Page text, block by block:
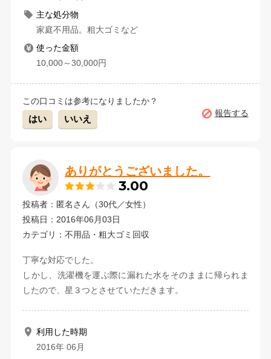
主な処分物
家庭不用品。粗大ゴミなど
使った金額
10,000～30,000円
この口コミは参考になりましたか？
はい いいえ
報告する
ありがとうございました。
3.00
投稿者：匿名さん（30代／女性）
投稿日：2016年06月03日
カテゴリ：不用品・粗大ゴミ回収
丁寧な対応でした。
しかし、洗濯機を運ぶ際に漏れた水をそのままに帰られま
したので、星３つとさせていただきます。
利用した時期
2016年 06月